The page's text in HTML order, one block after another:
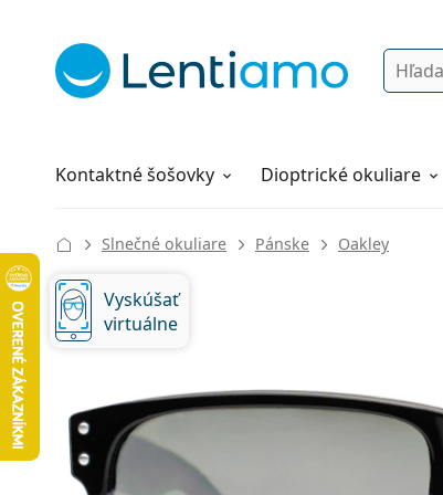
Kontaktné šošovky
Roztoky Dioptrické okuliare
Všetko o nákupe
Slnečné okuliare Pánske Oakley
Vyskúšať
virtuálne